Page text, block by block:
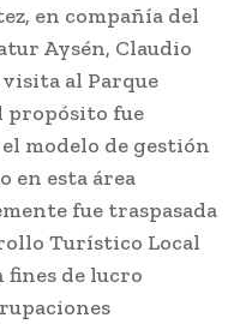
en compañía del
Aysén, Claudio
al Parque
propósito fue
modelo de gestión
en esta área
fue traspasada
Turístico Local
de lucro